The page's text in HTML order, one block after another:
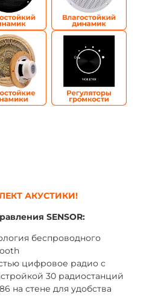
АКУСТИКИ!
SENSOR:
беспроводного
цифровое радио с
30 радиостанций
на стене для удобства